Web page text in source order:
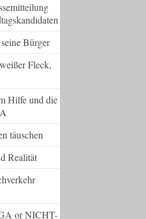
Bürger
Fleck,
Hilfe und die
täuschen
Realität
or NICHT-